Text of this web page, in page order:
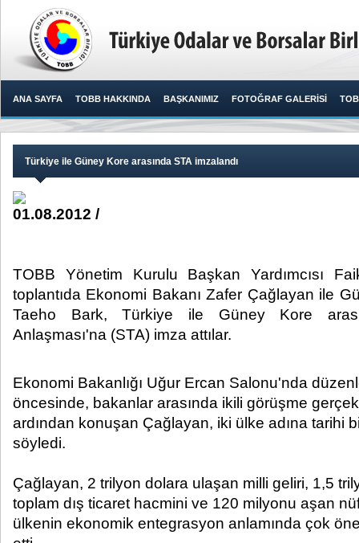
ANA SAYFA TOBB HAKKINDA BAŞKANIMIZ FOTOĞRAF GALERİSİ
Türkiye ile Güney Kore arasında STA imzalandı
01.08.2012 /
TOBB Yönetim Kurulu Başkan Yardımcısı
toplantıda Ekonomi Bakanı Zafer Çağlayan ile
Taeho Bark, Türkiye ile Güney Kore
Anlaşması'na (STA) imza attılar. ​ ​
Ekonomi Bakanlığı Uğur Ercan Salonu'nda
öncesinde, bakanlar arasında ikili görüşme
ardından konuşan Çağlayan, iki ülke adına tarihi
söyledi.
Çağlayan, 2 trilyon dolara ulaşan milli geliri, 1,5
toplam dış ticaret hacmini ve 120 milyonu aşan
ülkenin ekonomik entegrasyon anlamında çok